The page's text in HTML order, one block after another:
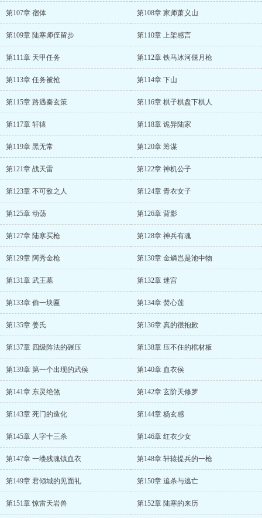
第107章 宿体 第108章 家师萧义山
第109章 陆寒师侄留步 第110章 上架感言
第111章 天甲任务 第112章 铁马冰河偃月枪
第113章 任务被抢 第114章 下山
第115章 路遇秦玄策 第116章 棋子棋盘下棋人
第117章 轩辕 第118章 诡异陆家
第119章 黑无常 第120章 筹谋
第121章 战天雷 第122章 神机公子
第123章 不可敌之人 第124章 青衣女子
第125章 动荡 第126章 背影
第127章 陆寒买枪 第128章 神兵有魂
第129章 阿秀金枪 第130章 金鳞岂是池中物
第131章 武王墓 第132章 迷宫
第133章 偷一块匾 第134章 焚心莲
第135章 姜氏 第136章 真的很抱歉
第137章 四级阵法的碾压 第138章 压不住的棺材板
第139章 第一个出现的武侯 第140章 血衣侯
第141章 东灵绝煞 第142章 玄阶天修罗
第143章 死门的造化 第144章 杨玄感
第145章 人字十三杀 第146章 红衣少女
第147章 一缕残魂镇血衣 第148章 轩辕提兵的一枪
第149章 君倾城的见面礼 第150章 追杀与逃亡
第151章 惊雷天岩兽 第152章 陆寒的来历